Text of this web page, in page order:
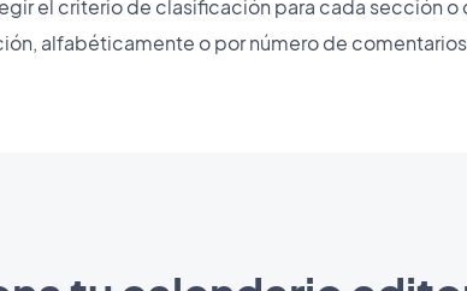
el criterio de clasificación para cada sección
alfabéticamente o por número de